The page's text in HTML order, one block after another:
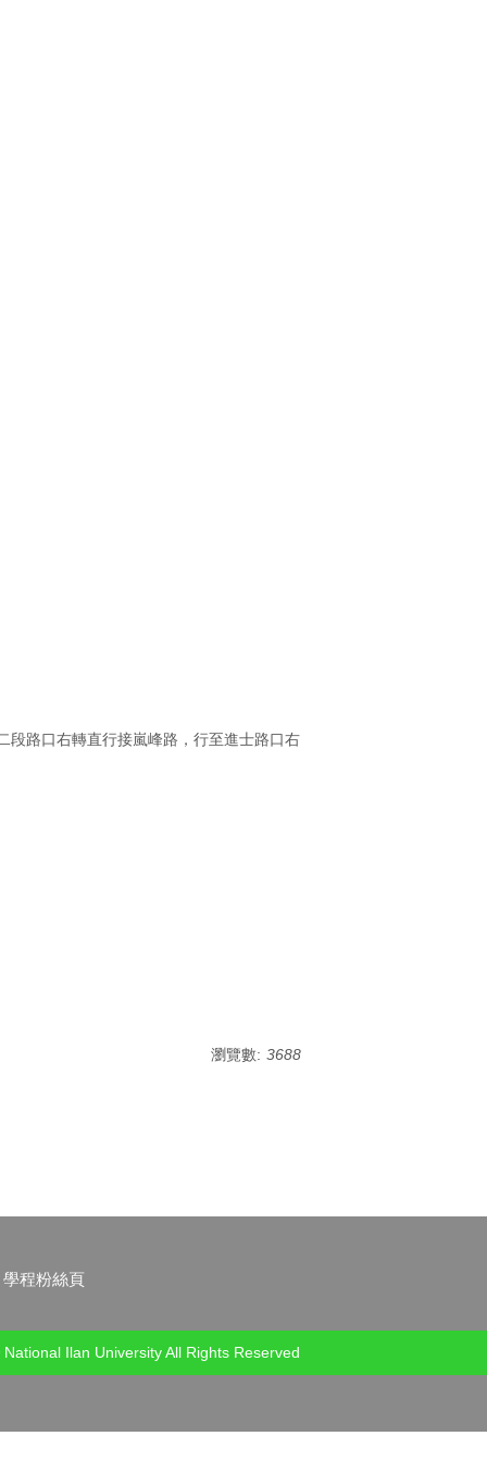
路口右轉直行接嵐峰路，行至進士路口右
瀏覽數: 3688
學程粉絲頁
Ilan University All Rights Reserved